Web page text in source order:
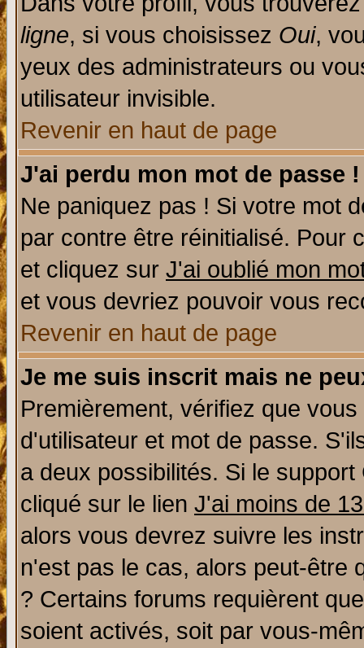
ligne, si vous choisissez Oui,
yeux des administrateurs ou
utilisateur invisible.
Revenir en haut de page
J'ai perdu mon mot de passe !
Ne paniquez pas ! Si votre mot
par contre être réinitialisé. Pour
et cliquez sur J'ai oublié mon
et vous devriez pouvoir vous
Revenir en haut de page
Je me suis inscrit mais ne
Premièrement, vérifiez que
d'utilisateur et mot de passe.
a deux possibilités. Si le
cliqué sur le lien J'ai moins de
alors vous devrez suivre les
n'est pas le cas, alors peut-être
? Certains forums requièrent
soient activés, soit par vous-